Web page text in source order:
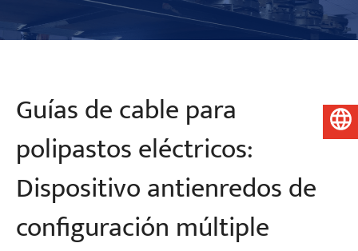
Guías de cable para
polipastos eléctricos:
Dispositivo antienredos de
configuración múltiple
Español